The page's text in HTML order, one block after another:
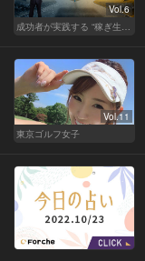
Vol.6
Vol.11
東京ゴルフ女子